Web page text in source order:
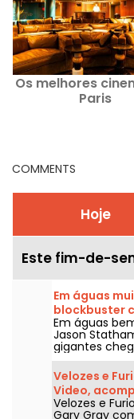
Os melhores
Paris
COMMENTS
Hoje
Este fim-de-
Em águas
blockbuster
na Netflix e
Em águas
Jason
gigantes
2 de agosto
Velozes e
Video,
da franquia
Velozes e
Gary Gray